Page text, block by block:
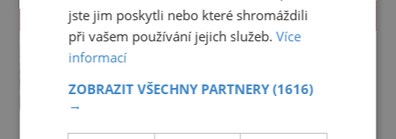
ZAJÍMAVOSTI
Bratři Kleinové: Stavbu
samouci
Na začátku je jich šest a začínají
jste jim poskytli nebo které shromáždili
při vašem používání jejich služeb.Více
informací
ZOBRAZIT VŠECHNY PARTNERY(1616)
→